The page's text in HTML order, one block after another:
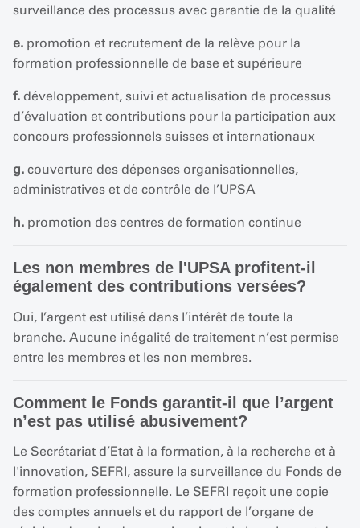
surveillance des processus avec garantie de la qualité
e. promotion et recrutement de la relève pour la
formation professionnelle de base et supérieure
f. développement, suivi et actualisation de processus
d’évaluation et contributions pour la participation aux
concours professionnels suisses et internationaux
g. couverture des dépenses organisationnelles,
administratives et de contrôle de l’UPSA
h. promotion des centres de formation continue
Les non membres de l'UPSA profitent-il
également des contributions versées?
Oui, l’argent est utilisé dans l’intérêt de toute la
branche. Aucune inégalité de traitement n’est permise
entre les membres et les non membres.
Comment le Fonds garantit-il que l’argent
n’est pas utilisé abusivement?
Le Secrétariat d’Etat à la formation, à la recherche et à
l'innovation, SEFRI, assure la surveillance du Fonds de
formation professionnelle. Le SEFRI reçoit une copie
des comptes annuels et du rapport de l’organe de